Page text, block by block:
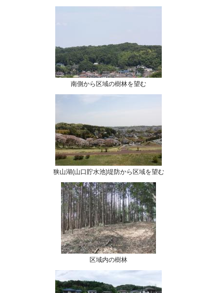
南側から区域の樹林を望む
狭山湖(山口貯水池)堤防から区域を望む
区域内の樹林